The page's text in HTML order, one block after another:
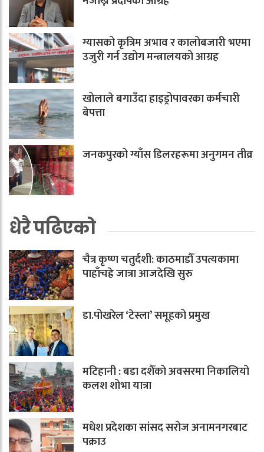
ग्यासको कृत्रिम अभाव र कालोबजारी भएमा
उजुरी गर्न उद्योग मन्त्रालयको आग्रह
खोलाले बगाउँदा हाइड्रोपावरका कर्मचारी
बेपत्ता
जनकपुरको ग्याँस डिलरहरूमा अनुगमन तीव्र
धेरै पढिएको
चैत्र कृष्ण चतुर्दशी: काठमाडौँ उपत्यकामा
पाहाँचह्रे जात्रा आजदेखि सुरु
डा.पोखरेल ‘टेस्ला’ समूहको प्रमुख
मटिहानी : बडा दशैँको अवसरमा निकालियो
कलश शोभा यात्रा
मधेश प्रदेशका सांसद सरोज अनामनगरबाट
पक्राउ